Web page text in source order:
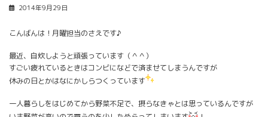
2014年9月29日
こんばんは！月曜担当のさえです♪
最近、自炊しようと頑張っています（＾＾）
すごい疲れているときはコンビになどで済ませてしまうんですが
休みの日とかはなにかしらつくっています
一人暮らしをはじめてから野菜不足で、摂らなきゃとは思っているんですが